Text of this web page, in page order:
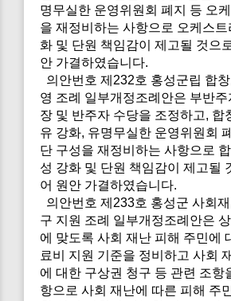
명무실한 운영위원회 폐지 등 오
을 재정비하는 사항으로 오케스
화 및 단원 책임감이 제고될 것으
안 가결하였습니다.
의안번호 제232호 홍성군립 합
영 조례 일부개정조례안은 부반
장 및 반주자 수당을 조정하고, 합
유 강화, 유명무실한 운영위원회
단 구성을 재정비하는 사항으로
성 강화 및 단원 책임감이 제고될
어 원안 가결하였습니다.
의안번호 제233호 홍성군 사회
구 지원 조례 일부개정조례안은
에 맞도록 사회 재난 피해 주민에
료비 지원 기준을 정비하고 사회
에 대한 구상권 청구 등 관련 조항
항으로 사회 재난에 따른 피해 주